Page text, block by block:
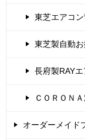
東芝エアコ
東芝製自動
長府製RAY
ＣＯＲＯＮ
オーダーメイド